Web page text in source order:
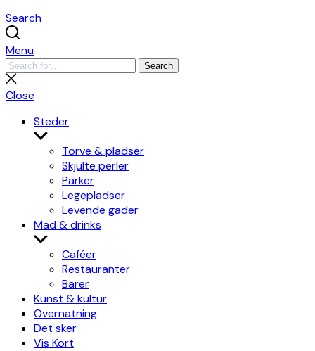
Search
Menu
Search
for:
Search
Close
search
Close
Steder
Show
sub
menu
Torve & pladser
Skjulte perler
Parker
Legepladser
Levende gader
Mad & drinks
Show
sub
menu
Caféer
Restauranter
Barer
Kunst & kultur
Overnatning
Det sker
Vis Kort